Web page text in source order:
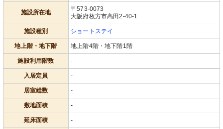
施設所在地
〒573-0073
大阪府枚方市高田2-40-1
施設種別 ショートステイ
地上階・地下階 地上階4階・地下階1階
施設利用階数 -
入居定員 -
居室総数 -
敷地面積 -
延床面積 -